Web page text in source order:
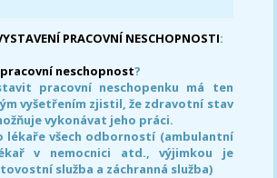
PRACOVNÍ NESCHOPNOSTI:
neschopnost?
pracovní neschopenku má ten
vyšetřením zjistil, že zdravotní stav
vykonávat jeho práci.
všech odborností (ambulantní
v nemocnici atd., výjimkou je
služba a záchranná služba)